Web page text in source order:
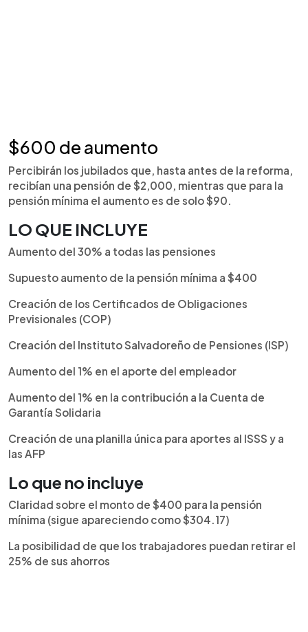
$600 de aumento
Percibirán los jubilados que, hasta antes de la reforma,
recibían una pensión de $2,000, mientras que para la
pensión mínima el aumento es de solo $90.
LO QUE INCLUYE
Aumento del 30% a todas las pensiones
Supuesto aumento de la pensión mínima a $400
Creación de los Certificados de Obligaciones
Previsionales (COP)
Creación del Instituto Salvadoreño de Pensiones (ISP)
Aumento del 1% en el aporte del empleador
Aumento del 1% en la contribución a la Cuenta de
Garantía Solidaria
Creación de una planilla única para aportes al ISSS y a
las AFP
Lo que no incluye
Claridad sobre el monto de $400 para la pensión
mínima (sigue apareciendo como $304.17)
La posibilidad de que los trabajadores puedan retirar el
25% de sus ahorros